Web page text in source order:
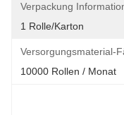
Verpackung
1 Rolle/Karton
Versorgungsmaterial-
10000 Rollen / Monat